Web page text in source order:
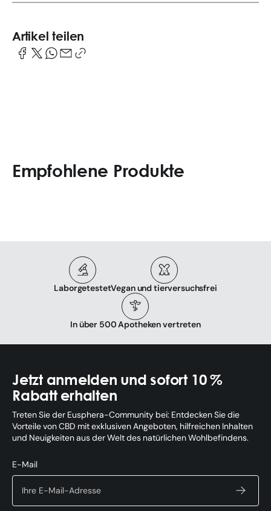
Artikel teilen
Empfohlene Produkte
LaborgetestetVegan und tierversuchsfrei
In über 500 Apotheken vertreten
Jetzt anmelden und sofort 10 %
Rabatt erhalten
Treten Sie der Eusphera-Community bei: Entdecken Sie die
Vorteile von CBD mit exklusiven Angeboten, hilfreichen Inhalten
und Neuigkeiten aus der Welt des natürlichen Wohlbefindens.
E-Mail